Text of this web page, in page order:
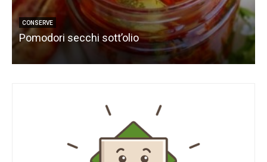
CONSERVE
Pomodori secchi sott’olio